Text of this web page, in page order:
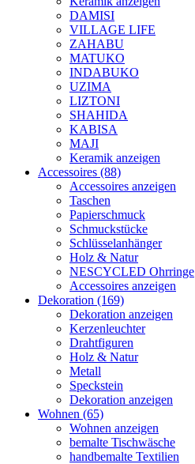
DAMISI
VILLAGE LIFE
ZAHABU
MATUKO
INDABUKO
UZIMA
LIZTONI
SHAHIDA
KABISA
MAJI
Keramik anzeigen
Accessoires (88)
Accessoires anzeigen
Taschen
Papierschmuck
Schmuckstücke
Schlüsselanhänger
Holz & Natur
NESCYCLED Ohrringe
Accessoires anzeigen
Dekoration (169)
Dekoration anzeigen
Kerzenleuchter
Drahtfiguren
Holz & Natur
Metall
Speckstein
Dekoration anzeigen
Wohnen (65)
Wohnen anzeigen
bemalte Tischwäsche
handbemalte Textilien